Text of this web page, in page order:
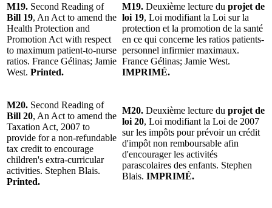
M19. Second Reading of
Bill 19, An Act to amend the
Health Protection and
Promotion Act with respect
to maximum patient-to-nurse
ratios. France Gélinas; Jamie
West. Printed.
M19. Deuxième lecture du projet de
loi 19, Loi modifiant la Loi sur la
protection et la promotion de la santé
en ce qui concerne les ratios patients-
personnel infirmier maximaux.
France Gélinas; Jamie West.
IMPRIMÉ.
M20. Second Reading of
Bill 20, An Act to amend the
Taxation Act, 2007 to
provide for a non-refundable
tax credit to encourage
children's extra-curricular
activities. Stephen Blais.
Printed.
M20. Deuxième lecture du projet de
loi 20, Loi modifiant la Loi de 2007
sur les impôts pour prévoir un crédit
d'impôt non remboursable afin
d'encourager les activités
parascolaires des enfants. Stephen
Blais. IMPRIMÉ.